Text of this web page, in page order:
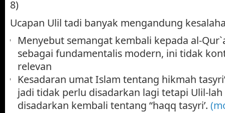
8)
Ucapan Ulil tadi banyak mengandung
Menyebut semangat kembali kepada al-
sebagai fundamentalis modern, ini tidak
relevan
Kesadaran umat Islam tentang hikmah
jadi tidak perlu disadarkan lagi tetapi Ulil-
disadarkan kembali tentang “haqq tasyri’.